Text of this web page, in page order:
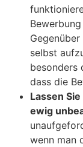
selbst
besonders
dass die
Lassen
ewig
wenn man